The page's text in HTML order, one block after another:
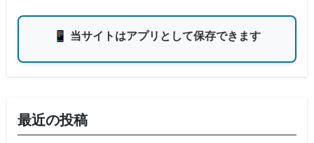
📱 当サイトはアプリとして保存できます
最近の投稿